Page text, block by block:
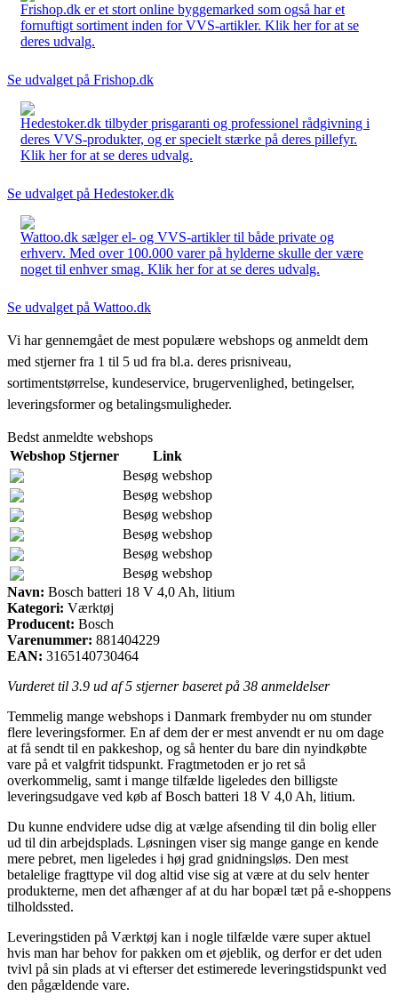
Frishop.dk er et stort online byggemarked som også har et
fornuftigt sortiment inden for VVS-artikler. Klik her for at se
deres udvalg.
Se udvalget på Frishop.dk
Hedestoker.dk tilbyder prisgaranti og professionel rådgivning i
deres VVS-produkter, og er specielt stærke på deres pillefyr.
Klik her for at se deres udvalg.
Se udvalget på Hedestoker.dk
Wattoo.dk sælger el- og VVS-artikler til både private og
erhverv. Med over 100.000 varer på hylderne skulle der være
noget til enhver smag. Klik her for at se deres udvalg.
Se udvalget på Wattoo.dk
Vi har gennemgået de mest populære webshops og anmeldt dem
med stjerner fra 1 til 5 ud fra bl.a. deres prisniveau,
sortimentstørrelse, kundeservice, brugervenlighed, betingelser,
leveringsformer og betalingsmuligheder.
Bedst anmeldte webshops
Webshop Stjerner
Link
Besøg webshop
Besøg webshop
Besøg webshop
Besøg webshop
Besøg webshop
Besøg webshop
Navn: Bosch batteri 18 V 4,0 Ah, litium
Kategori: Værktøj
Producent: Bosch
Varenummer: 881404229
EAN: 3165140730464
Vurderet til 3.9 ud af 5 stjerner baseret på 38 anmeldelser
Temmelig mange webshops i Danmark frembyder nu om stunder
flere leveringsformer. En af dem der er mest anvendt er nu om dage
at få sendt til en pakkeshop, og så henter du bare din nyindkøbte
vare på et valgfrit tidspunkt. Fragtmetoden er jo ret så
overkommelig, samt i mange tilfælde ligeledes den billigste
leveringsudgave ved køb af Bosch batteri 18 V 4,0 Ah, litium.
Du kunne endvidere udse dig at vælge afsending til din bolig eller
ud til din arbejdsplads. Løsningen viser sig mange gange en kende
mere pebret, men ligeledes i høj grad gnidningsløs. Den mest
betalelige fragttype vil dog altid vise sig at være at du selv henter
produkterne, men det afhænger af at du har bopæl tæt på e-shoppens
tilholdssted.
Leveringstiden på Værktøj kan i nogle tilfælde være super aktuel
hvis man har behov for pakken om et øjeblik, og derfor er det uden
tvivl på sin plads at vi efterser det estimerede leveringstidspunkt ved
den pågældende vare.